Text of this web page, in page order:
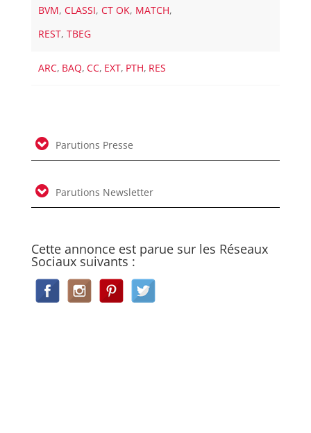
BVM,CLASSI,CT OK, MATCH,
REST,TBEG
ARC, BAQ, CC, EXT, PTH, RES
Parutions Presse
Parutions Newsletter
Cette annonce est parue sur les Réseaux
Sociaux suivants :